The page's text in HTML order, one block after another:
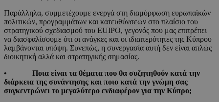
Παράλληλα, συμμετέχουμε ενεργά στη διαμόρφωση ευρωπαϊκών
πολιτικών, προγραμμάτων και κατευθύνσεων στο πλαίσιο του
στρατηγικού σχεδιασμού του EUIPO, γεγονός που μας επιτρέπει
να διασφαλίσουμε ότι οι ανάγκες και οι ιδιαιτερότητες της Κύπρου
λαμβάνονται υπόψη. Συνεπώς, η συνεργασία αυτή δεν είναι απλώς
διοικητική αλλά και στρατηγικής σημασίας.
• Ποια είναι τα θέματα που θα συζητηθούν κατά την
διάρκεια της συνάντησης και ποιo κατά την γνώμη σας
συγκεντρώνει το μεγαλύτερο ενδιαφέρον για την Κύπρο;